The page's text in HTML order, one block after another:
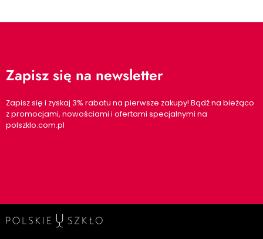
Zapisz się na newsletter
Zapisz się i zyskaj 3% rabatu na pierwsze zakupy! Bądź na bieżąco
z promocjami, nowościami i ofertami specjalnymi na
polszklo.com.pl